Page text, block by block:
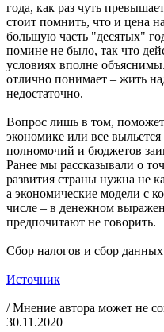
года, как раз чуть
стоит помнить, что и цена
большую часть "десятых"
помине не было, так что
условиях вполне
отлично понимает – жить
недостаточно.
Вопрос лишь в том,
экономике или все
полномочий и бюджетов
Ранее мы рассказывали о
развития страны нужна не
а экономические модели с
числе – в денежном
предпочитают не говорить.
Сбор налогов и сбор
Источник
/ Мнение автора может не
30.11.2020